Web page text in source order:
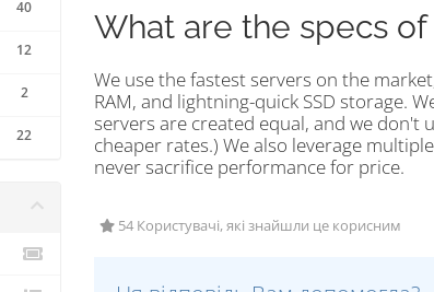
40
12
2
22
What are the specs
We use the fastest servers on the
RAM, and lightning-quick SSD storage.
servers are created equal, and we don't
cheaper rates.) We also leverage
never sacrifice performance for price.
54 Користувачі, які знайшли це корисним